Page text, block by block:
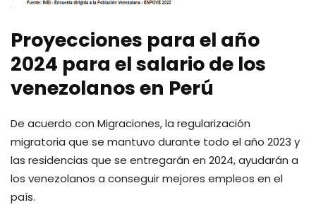
Proyecciones para el año
2024 para el salario de los
venezolanos en Perú
De acuerdo con Migraciones, la regularización
migratoria que se mantuvo durante todo el año 2023 y
las residencias que se entregarán en 2024, ayudarán a
los venezolanos a conseguir mejores empleos en el
país.